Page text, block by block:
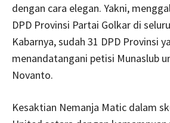
dengan cara elegan. Yakni,
DPD Provinsi Partai Golkar di
Kabarnya, sudah 31 DPD Provinsi
menandatangani petisi Munaslub
Novanto.
Kesaktian Nemanja Matic dalam